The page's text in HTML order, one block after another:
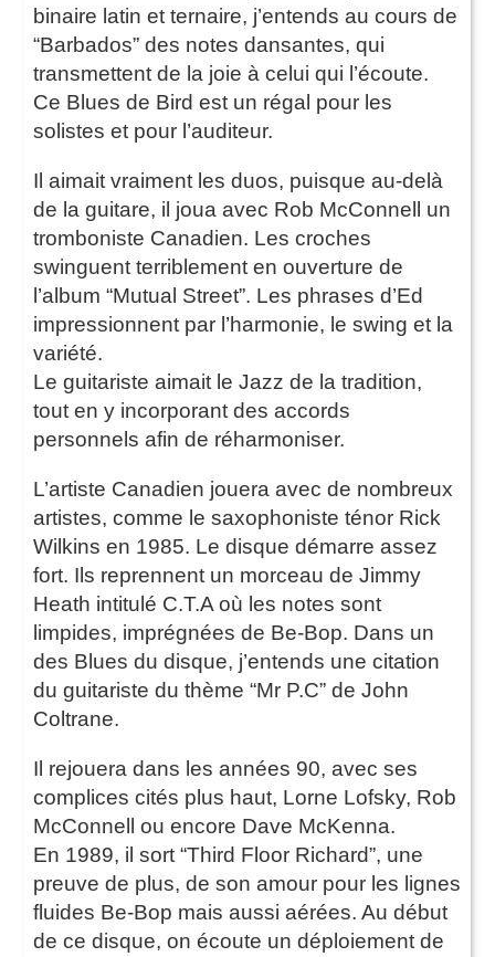
binaire latin et ternaire, j’entends au cours de
“Barbados” des notes dansantes, qui
transmettent de la joie à celui qui l’écoute.
Ce Blues de Bird est un régal pour les
solistes et pour l’auditeur.
Il aimait vraiment les duos, puisque au-delà
de la guitare, il joua avec Rob McConnell un
tromboniste Canadien. Les croches
swinguent terriblement en ouverture de
l’album “Mutual Street”. Les phrases d’Ed
impressionnent par l’harmonie, le swing et la
variété.
Le guitariste aimait le Jazz de la tradition,
tout en y incorporant des accords
personnels afin de réharmoniser.
L’artiste Canadien jouera avec de nombreux
artistes, comme le saxophoniste ténor Rick
Wilkins en 1985. Le disque démarre assez
fort. Ils reprennent un morceau de Jimmy
Heath intitulé C.T.A où les notes sont
limpides, imprégnées de Be-Bop. Dans un
des Blues du disque, j’entends une citation
du guitariste du thème “Mr P.C” de John
Coltrane.
Il rejouera dans les années 90, avec ses
complices cités plus haut, Lorne Lofsky, Rob
McConnell ou encore Dave McKenna.
En 1989, il sort “Third Floor Richard”, une
preuve de plus, de son amour pour les lignes
fluides Be-Bop mais aussi aérées. Au début
de ce disque, on écoute un déploiement de